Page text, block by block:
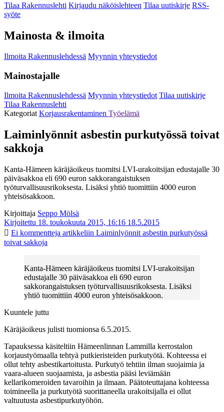
Tilaa Rakennuslehti Kirjaudu näköislehteen Tilaa uutiskirje RSS-
syöte
Mainosta & ilmoita
Ilmoita Rakennuslehdessä Myynnin yhteystiedot
Mainostajalle
Ilmoita Rakennuslehdessä Myynnin yhteystiedot Tilaa uutiskirje
Tilaa Rakennuslehti
Kategoriat Korjausrakentaminen Työelämä
Laiminlyönnit asbestin purkutyössä toivat
sakkoja
Kanta-Hämeen käräjäoikeus tuomitsi LVI-urakoitsijan edustajalle 30
päiväsakkoa eli 690 euron sakkorangaistuksen
työturvallisuusrikoksesta. Lisäksi yhtiö tuomittiin 4000 euron
yhteisösakkoon.
Kirjoittaja Seppo Mölsä
Kirjoitettu 18. toukokuuta 2015, 16:16 18.5.2015
Ei kommentteja artikkeliin Laiminlyönnit asbestin purkutyössä
toivat sakkoja
Kanta-Hämeen käräjäoikeus tuomitsi LVI-urakoitsijan
edustajalle 30 päiväsakkoa eli 690 euron
sakkorangaistuksen työturvallisuusrikoksesta. Lisäksi
yhtiö tuomittiin 4000 euron yhteisösakkoon.
Kuuntele juttu
Käräjäoikeus julisti tuomionsa 6.5.2015.
Tapauksessa käsiteltiin Hämeenlinnan Lammilla kerrostalon
korjaustyömaalla tehtyä putkieristeiden purkutyötä. Kohteessa ei
ollut tehty asbestikartoitusta. Purkutyö tehtiin ilman suojaimia ja
vaara-alueen suojaamista, ja asbestia pääsi leviämään
kellarikomeroiden tavaroihin ja ilmaan. Päätoteuttajana kohteessa
toimineella ja purkutyötä suorittaneella urakoitsijalla ei ollut
valtuutusta asbestipurkutyöhön.